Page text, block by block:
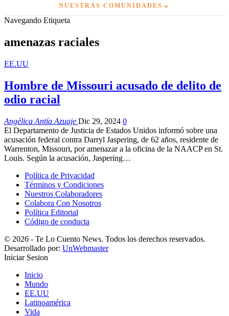
NUESTRAS COMUNIDADES ⌄
Navegando Etiqueta
amenazas raciales
EE.UU
Hombre de Missouri acusado de delito de
odio racial
Angélica Antía Azuaje Dic 29, 2024 0
El Departamento de Justicia de Estados Unidos informó sobre una
acusación federal contra Darryl Jaspering, de 62 años, residente de
Warrenton, Missouri, por amenazar a la oficina de la NAACP en St.
Louis. Según la acusación, Jaspering…
Política de Privacidad
Términos y Condiciones
Nuestros Colaboradores
Colabora Con Nosotros
Política Editorial
Código de conducta
© 2026 - Te Lo Cuento News. Todos los derechos reservados.
Desarrollado por: UnWebmaster
Iniciar Sesion
Inicio
Mundo
EE.UU
Latinoamérica
Vida